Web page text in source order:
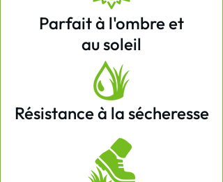
Parfait à l'ombre et
au soleil
Résistance à la sécheresse